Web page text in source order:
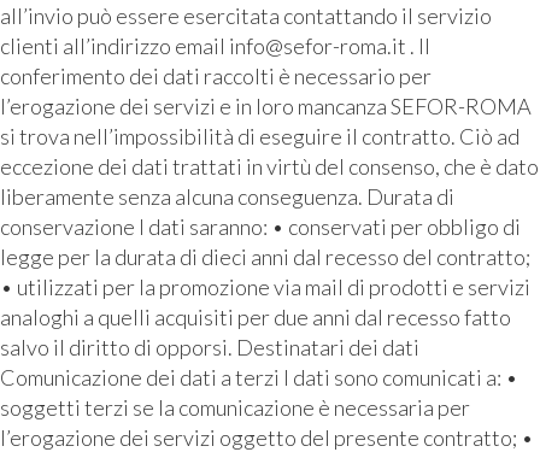
all’invio può essere esercitata contattando il servizio
clienti all’indirizzo email info@sefor-roma.it . Il
conferimento dei dati raccolti è necessario per
l’erogazione dei servizi e in loro mancanza SEFOR-ROMA
si trova nell’impossibilità di eseguire il contratto. Ciò ad
eccezione dei dati trattati in virtù del consenso, che è dato
liberamente senza alcuna conseguenza. Durata di
conservazione I dati saranno: • conservati per obbligo di
legge per la durata di dieci anni dal recesso del contratto;
• utilizzati per la promozione via mail di prodotti e servizi
analoghi a quelli acquisiti per due anni dal recesso fatto
salvo il diritto di opporsi. Destinatari dei dati
Comunicazione dei dati a terzi I dati sono comunicati a: •
soggetti terzi se la comunicazione è necessaria per
l’erogazione dei servizi oggetto del presente contratto; •